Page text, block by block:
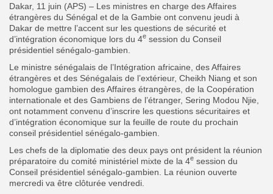
Search
for:
Search
Button
FR
Dakar, 11 juin (APS) – Les ministres en charge des Affaires
étrangères du Sénégal et de la Gambie ont convenu jeudi à
Dakar de mettre l’accent sur les questions de sécurité et
d’intégration économique lors du 4e session du Conseil
présidentiel sénégalo-gambien.
Le ministre sénégalais de l’Intégration africaine, des Affaires
étrangères et des Sénégalais de l’extérieur, Cheikh Niang et son
homologue gambien des Affaires étrangères, de la Coopération
internationale et des Gambiens de l’étranger, Sering Modou Njie,
ont notamment convenu d’inscrire les questions sécuritaires et
d’intégration économique sur la feuille de route du prochain
conseil présidentiel sénégalo-gambien.
Les chefs de la diplomatie des deux pays ont président la réunion
préparatoire du comité ministériel mixte de la 4e session du
Conseil présidentiel sénégalo-gambien. La réunion ouverte
mercredi va être clôturée vendredi.